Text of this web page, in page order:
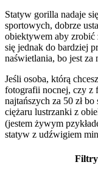
Statyw gorilla nadaje
sportowych, dobrze
obiektywem aby zrobić
się jednak do bardziej
naświetlania, bo jest za
Jeśli osoba, którą
fotografii nocnej, czy z
najtańszych za 50 zł
ciężaru lustrzanki z
(jestem żywym
statyw z udźwigiem
Filtry